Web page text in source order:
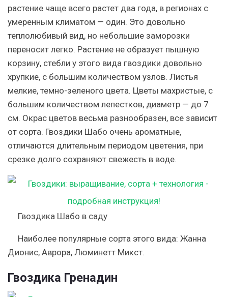
растение чаще всего растет два года, в регионах с
умеренным климатом — один. Это довольно
теплолюбивый вид, но небольшие заморозки
переносит легко. Растение не образует пышную
корзину, стебли у этого вида гвоздики довольно
хрупкие, с большим количеством узлов. Листья
мелкие, темно-зеленого цвета. Цветы махристые, с
большим количеством лепестков, диаметр — до 7
см. Окрас цветов весьма разнообразен, все зависит
от сорта. Гвоздики Шабо очень ароматные,
отличаются длительным периодом цветения, при
срезке долго сохраняют свежесть в воде.
Гвоздика Шабо в саду
Наиболее популярные сорта этого вида: Жанна
Дионис, Аврора, Люминетт Микст.
Гвоздика Гренадин